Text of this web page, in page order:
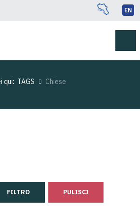
EN
qui: TAGS Chiese
FILTRO PULISCI